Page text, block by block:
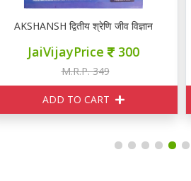
द्वितीय श्रेणि जीव विज्ञान BOTANY नोटस
JaiVijayPrice 300
M.R.P. 349
ADD TO CART